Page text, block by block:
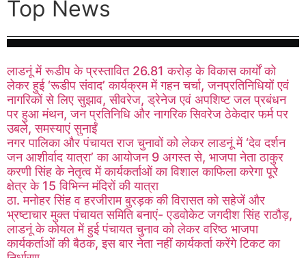
Top News
लाडनूं में रूडीप के प्रस्तावित 26.81 करोड़ के विकास कार्यों को
लेकर हुई ‘रूडीप संवाद’ कार्यक्रम में गहन चर्चा, जनप्रतिनिधियों एवं
नागरिकों से लिए सुझाव, सीवरेज, ड्रेनेज एवं अपशिष्ट जल प्रबंधन
पर हुआ मंथन, जन प्रतिनिधि और नागरिक सिवरेज ठेकेदार फर्म पर
उबले, समस्याएं सुनाईं
नगर पालिका और पंचायत राज चुनावों को लेकर लाडनूं में ‘देव दर्शन
जन आशीर्वाद यात्रा’ का आयोजन 9 अगस्त से, भाजपा नेता ठाकुर
करणी सिंह के नेतृत्व में कार्यकर्ताओं का विशाल काफिला करेगा पूरे
क्षेत्र के 15 विभिन्न मंदिरों की यात्रा
ठा. मनोहर सिंह व हरजीराम बुरड़क की विरासत को सहेजें और
भ्रष्टाचार मुक्त पंचायत समिति बनाएं- एडवोकेट जगदीश सिंह राठौड़,
लाडनूं के कोयल में हुई पंचायत चुनाव को लेकर वरिष्ठ भाजपा
कार्यकर्ताओं की बैठक, इस बार नेता नहीं कार्यकर्ता करेंगे टिकट का